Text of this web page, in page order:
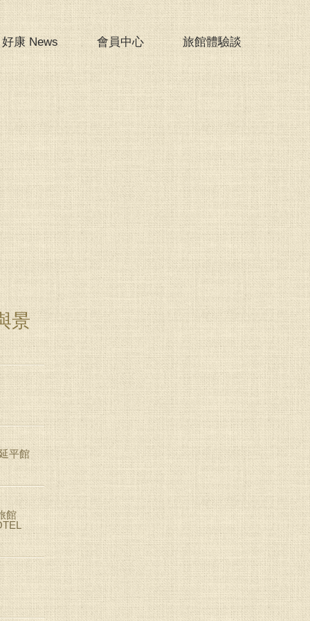
好康 News 會員中心 旅館體驗談
景
平館
館